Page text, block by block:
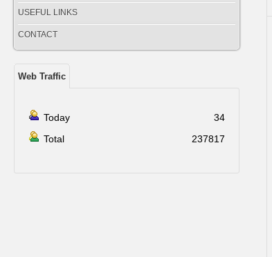
USEFUL LINKS
CONTACT
Web Traffic
Today
34
Total
237817